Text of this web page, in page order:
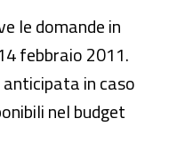
le domande in
febbraio 2011.
in caso
nel budget